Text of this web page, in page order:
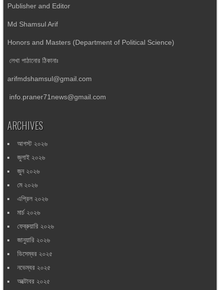
Publisher and Editor
Md Shamsul Arif
Honors and Masters (Department of Political Science)
লেখা পাঠানোর ঠিকানাঃ
arifmdshamsul@gmail.com
info.praner71news@gmail.com
ARCHIVES
আগস্ট ২০২৬
জুলাই ২০২৬
জুন ২০২৬
মে ২০২৬
এপ্রিল ২০২৬
মার্চ ২০২৬
ফেব্রুয়ারি ২০২৬
জানুয়ারি ২০২৬
ডিসেম্বর ২০২৫
নভেম্বর ২০২৫
অক্টোবর ২০২৫